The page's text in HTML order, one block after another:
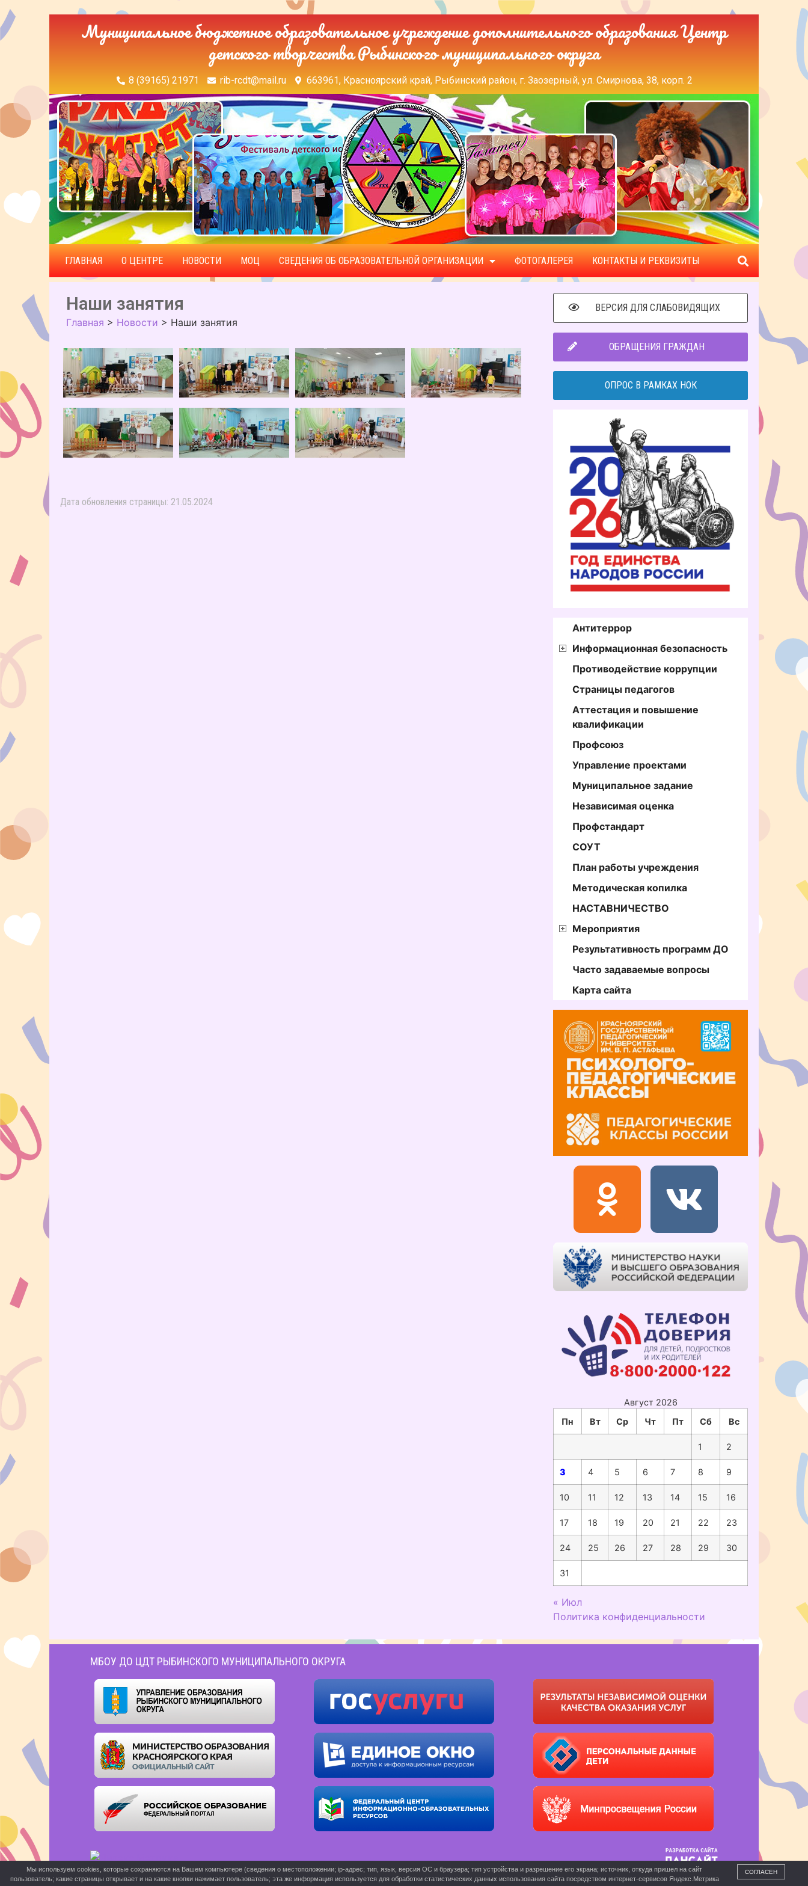
Муниципальное бюджетное образовательное учреждение дополнительного образования Центр
детского творчества Рыбинского муниципального округа
8 (39165) 21971 rib-rcdt@mail.ru 663961, Красноярский край, Рыбинский район, г. Заозерный, ул. Смирнова, 38, корп. 2
ГЛАВНАЯ О ЦЕНТРЕ НОВОСТИ МОЦ СВЕДЕНИЯ ОБ ОБРАЗОВАТЕЛЬНОЙ ОРГАНИЗАЦИИ ФОТОГАЛЕРЕЯ КОНТАКТЫ И РЕКВИЗИТЫ
Наши занятия
Главная > Новости > Наши занятия
Дата обновления страницы: 21.05.2024
ВЕРСИЯ ДЛЯ СЛАБОВИДЯЩИХ
ОБРАЩЕНИЯ ГРАЖДАН
ОПРОС В РАМКАХ НОК
Антитеррор
Информационная безопасность
Противодействие коррупции
Страницы педагогов
Аттестация и повышение
квалификации
Профсоюз
Управление проектами
Муниципальное задание
Независимая оценка
Профстандарт
СОУТ
План работы учреждения
Методическая копилка
НАСТАВНИЧЕСТВО
Мероприятия
Результативность программ ДО
Часто задаваемые вопросы
Карта сайта
Август 2026
Пн
Вт Ср Чт Пт Сб Вс
1 2
3 4 5 6 7 8 9
10 11 12 13 14 15 16
17 18 19 20 21 22 23
24 25 26 27 28 29 30
31
« Июл
Политика конфиденциальности
МБОУ ДО ЦДТ РЫБИНСКОГО МУНИЦИПАЛЬНОГО ОКРУГА
Мы используем cookies, которые сохраняются на Вашем компьютере (сведения о местоположении; ip-адрес; тип, язык, версия ОС и браузера; тип устройства и разрешение его экрана; источник, откуда пришел на сайт
пользователь; какие страницы открывает и на какие кнопки нажимает пользователь; эта же информация используется для обработки статистических данных использования сайта посредством интернет-сервисов Яндекс.Метрика
СОГЛАСЕН